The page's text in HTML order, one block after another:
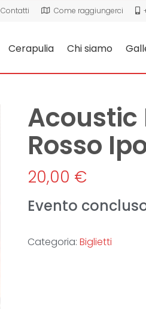
Contatti Come raggiungerci
Cerapulia Chi siamo
Acoustic
Rosso
20,00 €
Evento
Categoria: Biglietti